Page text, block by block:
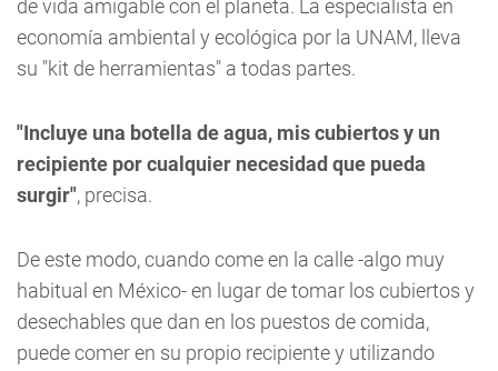
de vida amigable con el planeta. La especialista en
economía ambiental y ecológica por la UNAM, lleva
su "kit de herramientas" a todas partes.
"Incluye una botella de agua, mis cubiertos y un
recipiente por cualquier necesidad que pueda
surgir", precisa.
De este modo, cuando come en la calle -algo muy
habitual en México- en lugar de tomar los cubiertos y
desechables que dan en los puestos de comida,
puede comer en su propio recipiente y utilizando